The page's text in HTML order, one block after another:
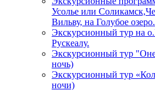
Усолье или
Вильву, на Голубое озеро.
Экскурсионный тур на
Рускеалу.
Экскурсионный тур
ночь)
Экскурсионный тур
ночи)